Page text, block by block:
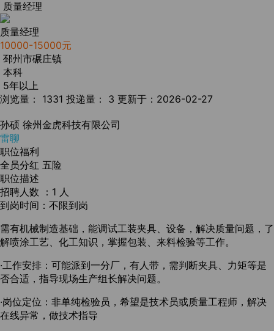
质量经理
质量经理
10000-15000元
邳州市碾庄镇
本科
5年以上
浏览量： 1331 投递量： 3 更新于：2026-02-27
孙硕 徐州金虎科技有限公司
雷聊
职位福利
全员分红 五险
职位描述
招聘人数 ：1 人
到岗时间：不限到岗
需有机械制造基础，能调试工装夹具、设备，解决质量问题，了
解喷涂工艺、化工知识，掌握包装、来料检验等工作。
·工作安排：可能派到一分厂，有人带，需判断夹具、力矩等是
否合适，指导现场生产组长解决问题。
·岗位定位：非单纯检验员，希望是技术员或质量工程师，解决
在线异常，做技术指导